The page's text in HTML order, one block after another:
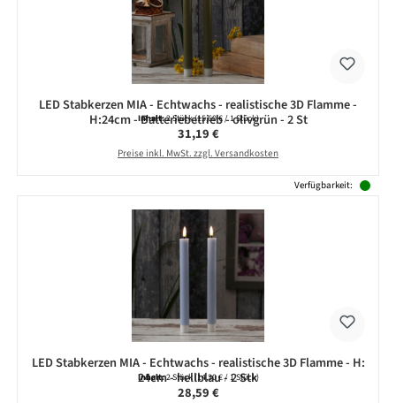
LED Stabkerzen MIA - Echtwachs - realistische 3D Flamme -
H:24cm - Batteriebetrieb - olivgrün - 2 St
Inhalt:2 Stück(15,60 € / 1 Stück)
Regulärer Preis:
31,19 €
Preise inkl. MwSt. zzgl. Versandkosten
Verfügbarkeit:
LED Stabkerzen MIA - Echtwachs - realistische 3D Flamme - H:
24cm - hellblau - 2 Stk
Inhalt:2 Stück(14,30 € / 1 Stück)
Regulärer Preis:
28,59 €